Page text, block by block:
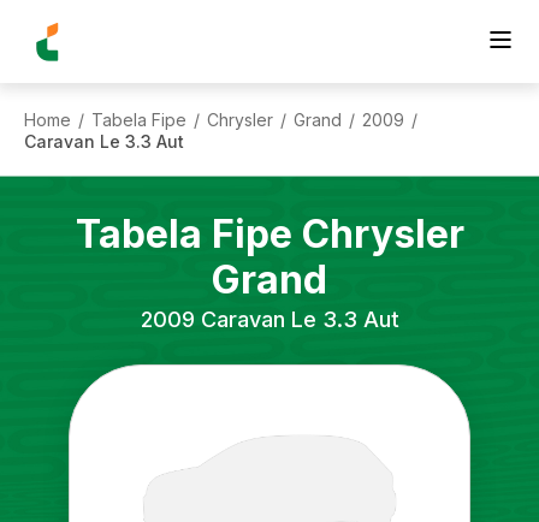
Home / Tabela Fipe / Chrysler / Grand / 2009 /
Caravan Le 3.3 Aut
Tabela Fipe Chrysler
Grand
2009 Caravan Le 3.3 Aut